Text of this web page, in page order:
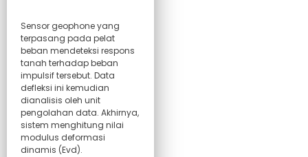
Sensor geophone yang
terpasang pada pelat
beban mendeteksi respons
tanah terhadap beban
impulsif tersebut. Data
defleksi ini kemudian
dianalisis oleh unit
pengolahan data. Akhirnya,
sistem menghitung nilai
modulus deformasi
dinamis (Evd).